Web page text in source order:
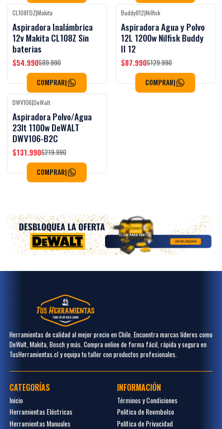
-39%OFF
CL108FDZ|Makita
Aspiradora Inalámbrica
12v Makita CL108Z Sin
baterias
$54.990$89.990
COMPRAR|
-32%OFF
Agotado
BuddyII12|Nilfisk
Aspiradora Agua y Polvo
12L 1200w Nilfisk Buddy
II 12
$87.990$129.990
COMPRAR|
-40%OFF
DWV106|DeWalt
Aspiradora Polvo/Agua
23lt 1100w DeWALT
DWV106-B2C
$131.990$219.990
COMPRAR|
Herramientas de calidad al mejor precio en Chile. Encuentra marcas líderes como
DeWalt, Makita, Bosch y más. Compra online de forma fácil, rápida y segura en
TusHerramientas.cl y equipa tu taller con productos profesionales.
CATEGORÍAS
Inicio
Herramientas Eléctricas
Herramientas Manuales
INFORMACIÓN
Términos y Condiciones
Politica de Reembolso
Política de Privacidad